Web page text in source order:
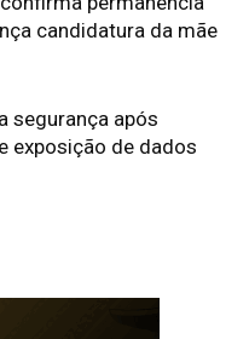
candidatura da mãe
segurança após
exposição de dados